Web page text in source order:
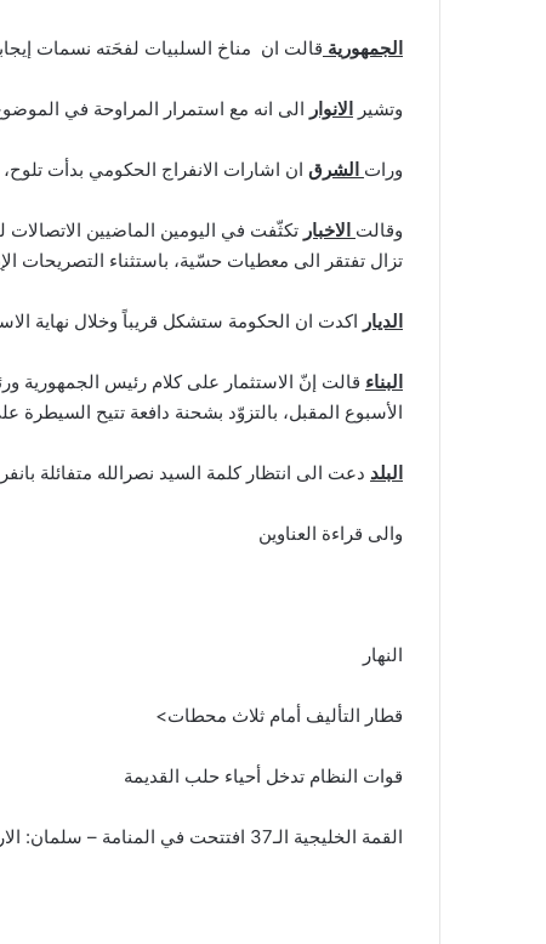
الجمهورية قالت ان مناخ السلبيات لفحَته نسمات
وتشير الانوار الى انه مع استمرار المراوحة في
ورات الشرق ان اشارات الانفراج الحكومي بدأت تلوح،
وقالت الاخبار تكثّفت في اليومين الماضيين الاتصالات
تزال تفتقر الى معطيات حسّية، باستثناء التصريحات
الديار اكدت ان الحكومة ستشكل قريباً وخلال نهاية
البناء قالت إنّ الاستثمار على كلام رئيس الجمهورية
الأسبوع المقبل، بالتزوّد بشحنة دافعة تتيح السيطرة
البلد دعت الى انتظار كلمة السيد نصرالله متفائلة
والى قراءة العناوين
النهار
قطار التأليف أمام ثلاث محطات>
قوات النظام تدخل أحياء حلب القديمة
القمة الخليجية الـ37 افتتحت في المنامة – سلمان: الارهاب والطائفية يهددان المنطقة